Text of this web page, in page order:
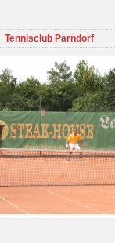
Tennisclub Parndorf